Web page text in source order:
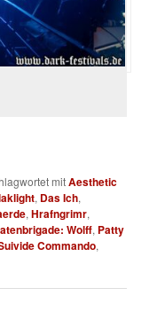
mitAesthetic
, Das Ich,
,Hrafngrimr,
Wolff, Patty
Commando,